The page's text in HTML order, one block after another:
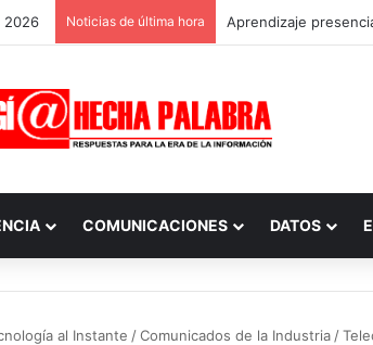
2026 Noticias de última hora Aprendizaje
COMUNICACIONES DATOS
al Instante /Comunicados de la Industria /